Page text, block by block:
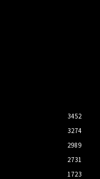
3452
3274
2989
2731
1723